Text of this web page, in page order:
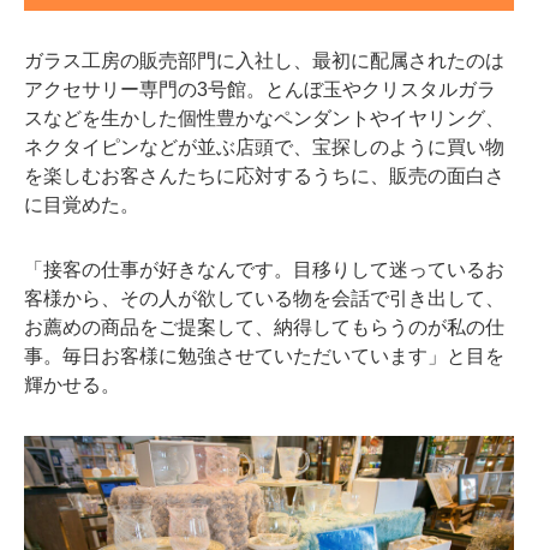
ガラス工房の販売部門に入社し、最初に配属されたのは
アクセサリー専門の3号館。とんぼ玉やクリスタルガラ
スなどを生かした個性豊かなペンダントやイヤリング、
ネクタイピンなどが並ぶ店頭で、宝探しのように買い物
を楽しむお客さんたちに応対するうちに、販売の面白さ
に目覚めた。
「接客の仕事が好きなんです。目移りして迷っているお
客様から、その人が欲している物を会話で引き出して、
お薦めの商品をご提案して、納得してもらうのが私の仕
事。毎日お客様に勉強させていただいています」と目を
輝かせる。